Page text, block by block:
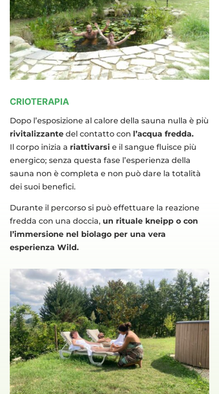
CRIOTERAPIA
Dopo l’esposizione al calore della sauna nulla è più
rivitalizzante del contatto con l’acqua fredda.
Il corpo inizia a riattivarsi e il sangue fluisce più
energico; senza questa fase l’esperienza della
sauna non è completa e non può dare la totalità
dei suoi benefici.
Durante il percorso si può effettuare la reazione
fredda con una doccia, un rituale kneipp o con
l’immersione nel biolago per una vera
esperienza Wild.